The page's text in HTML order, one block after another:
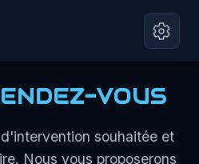
VOUS
souhaitée et
Nous vous proposerons